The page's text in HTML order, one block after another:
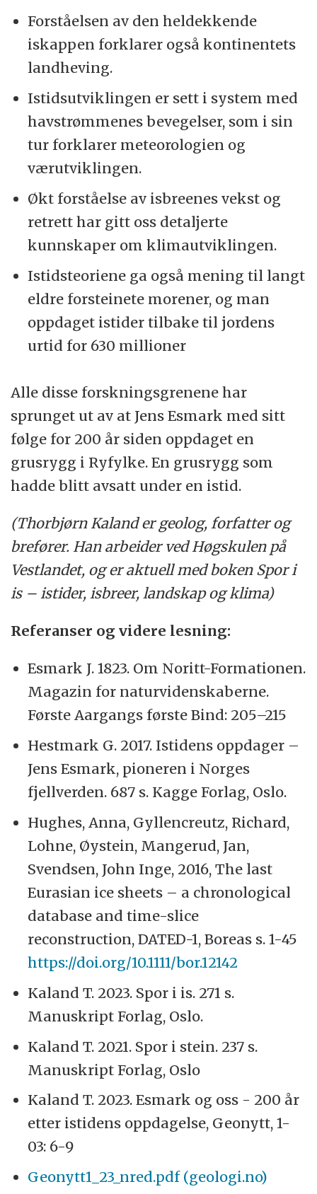
Forståelsen av den heldekkende
iskappen forklarer også kontinentets
landheving.
Istidsutviklingen er sett i system med
havstrømmenes bevegelser, som i sin
tur forklarer meteorologien og
værutviklingen.
Økt forståelse av isbreenes vekst og
retrett har gitt oss detaljerte
kunnskaper om klimautviklingen.
Istidsteoriene ga også mening til langt
eldre forsteinete morener, og man
oppdaget istider tilbake til jordens
urtid for 630 millioner
Alle disse forskningsgrenene har
sprunget ut av at Jens Esmark med sitt
følge for 200 år siden oppdaget en
grusrygg i Ryfylke. En grusrygg som
hadde blitt avsatt under en istid.
(Thorbjørn Kaland er geolog, forfatter og
brefører. Han arbeider ved Høgskulen på
Vestlandet, og er aktuell med boken Spor i
is – istider, isbreer, landskap og klima)
Referanser og videre lesning:
Esmark J. 1823. Om Noritt-Formationen.
Magazin for naturvidenskaberne.
Første Aargangs første Bind: 205–215
Hestmark G. 2017. Istidens oppdager –
Jens Esmark, pioneren i Norges
fjellverden. 687 s. Kagge Forlag, Oslo.
Hughes, Anna, Gyllencreutz, Richard,
Lohne, Øystein, Mangerud, Jan,
Svendsen, John Inge, 2016, The last
Eurasian ice sheets – a chronological
database and time-slice
reconstruction, DATED-1, Boreas s. 1-45
https://doi.org/10.1111/bor.12142
Kaland T. 2023. Spor i is. 271 s.
Manuskript Forlag, Oslo.
Kaland T. 2021. Spor i stein. 237 s.
Manuskript Forlag, Oslo
Kaland T. 2023. Esmark og oss - 200 år
etter istidens oppdagelse, Geonytt, 1-
03: 6-9
Geonytt1_23_nred.pdf (geologi.no)